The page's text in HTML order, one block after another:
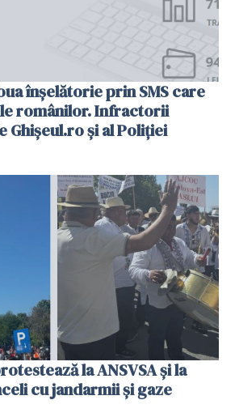
înșelătorie prin SMS care
românilor. Infractorii
Ghișeul.ro și al Poliției
la ANSVSA și la
cu jandarmii și gaze